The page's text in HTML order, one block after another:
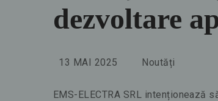
dezvoltare
13 MAI 2025 Noutăți
EMS-ELECTRA SRL intenționează